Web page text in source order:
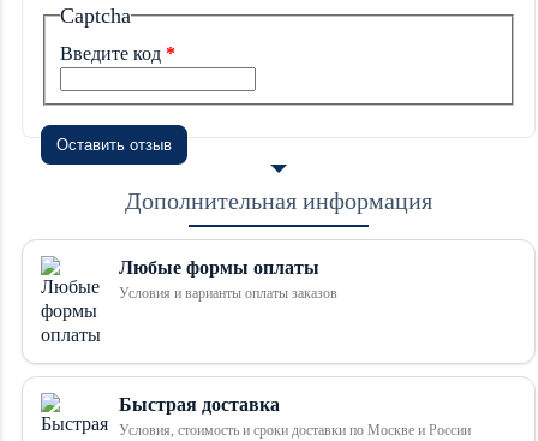
Captcha
Введите код
Оставить отзыв
Дополнительная информация
Любые формы оплаты
Условия и варианты оплаты заказов
Быстрая доставка
Условия, стоимость и сроки доставки по Москве и России